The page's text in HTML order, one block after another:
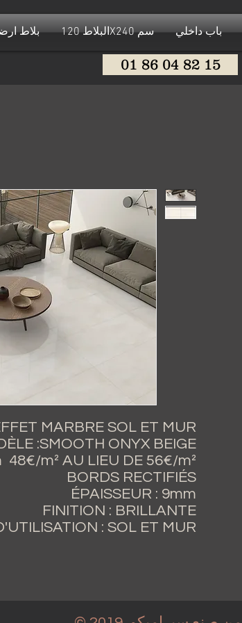
بلاط البلاط 120X240 سم باب داخلي
01 86 04 82 15
MARBRE SOL ET MUR
:SMOOTH ONYX BEIGE
48€/m² AU LIEU DE 56€/m²
BORDS RECTIFIÉS
ÉPAISSEUR : 9mm
FINITION : BRILLANTE
: SOL ET MUR